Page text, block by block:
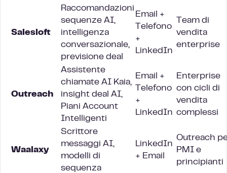
Salesloft
Raccomandazioni
sequenze AI,
intelligenza
conversazionale,
previsione deal
Email +
Telefono
+
LinkedIn
Team di
vendita
enterprise
Outreach
Assistente
chiamate AI Kaia,
insight deal AI,
Piani Account
Intelligenti
Email +
Telefono
+
LinkedIn
Enterprise
con cicli di
vendita
complessi
Waalaxy
Scrittore
messaggi AI,
modelli di
sequenza
LinkedIn
+ Email
Outreach
PMI e
principianti